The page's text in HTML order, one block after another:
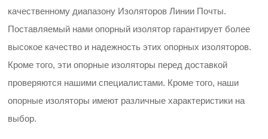
качественному диапазону Изоляторов Линии Почты.
Поставляемый нами опорный изолятор гарантирует более
высокое качество и надежность этих опорных изоляторов.
Кроме того, эти опорные изоляторы перед доставкой
проверяются нашими специалистами. Кроме того, наши
опорные изоляторы имеют различные характеристики на
выбор.